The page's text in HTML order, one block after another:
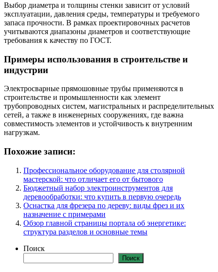
Выбор диаметра и толщины стенки зависит от условий
эксплуатации, давления среды, температуры и требуемого
запаса прочности. В рамках проектировочных расчетов
учитываются диапазоны диаметров и соответствующие
требования к качеству по ГОСТ.
Примеры использования в строительстве и
индустрии
Электросварные прямошовные трубы применяются в
строительстве и промышленности как элемент
трубопроводных систем, магистральных и распределительных
сетей, а также в инженерных сооружениях, где важна
совместимость элементов и устойчивость к внутренним
нагрузкам.
Похожие записи:
Профессиональное оборудование для столярной
мастерской: что отличает его от бытового
Бюджетный набор электроинструментов для
деревообработки: что купить в первую очередь
Оснастка для фрезера по дереву: виды фрез и их
назначение с примерами
Обзор главной страницы портала об энергетике:
структура разделов и основные темы
Поиск
Поиск